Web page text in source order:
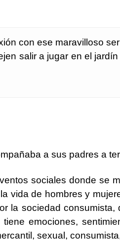
con ese maravilloso
salir a jugar en el
a sus padres a
sociales donde se
vida de hombres y
la sociedad
emociones,
sexual,